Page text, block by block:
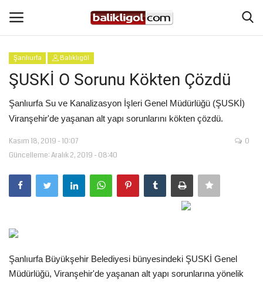
Giriş Yap
Anasayfa
Şanlıurfa
Spor
Şanlıurfa Balıklıgöl
ŞUSKİ O Sorunu Kökten Çözdü
Şanlıurfa Su ve Kanalizasyon İşleri Genel Müdürlüğü (ŞUSKİ)
Viranşehir'de yaşanan alt yapı sorunlarını kökten çözdü.
Kasım 18, 2019 - 10:07
Güncelleme: Aralık 2, 2019 - 08:40
0
Şanlıurfa Büyükşehir Belediyesi bünyesindeki ŞUSKİ Genel
Müdürlüğü, Viranşehir'de yaşanan alt yapı sorunlarına yönelik